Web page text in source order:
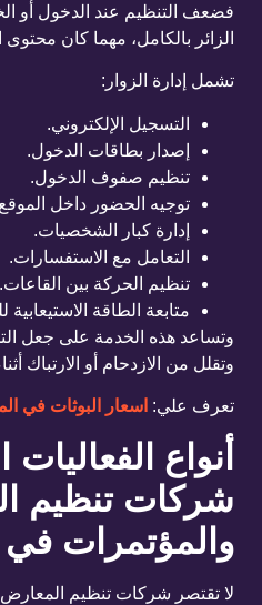
فضعف التنظيم عند الدخول أو
الزائر بالكامل، مهما كان
تشمل إدارة الزوار:
التسجيل الإلكتروني.
إصدار بطاقات الدخول.
تنظيم صفوف الدخول.
توجيه الحضور داخل
إدارة كبار الشخصيات.
التعامل مع الاستفسارات.
تنظيم الحركة بين القاعات.
متابعة الطاقة الاستيعابية
وتساعد هذه الخدمة على جعل
وتقلل من الازدحام أو الارتباك
تعرف علي: اسعار البوثات في
أنواع الفعاليات
شركات تنظيم
والمؤتمرات
لا تقتصر شركات تنظيم